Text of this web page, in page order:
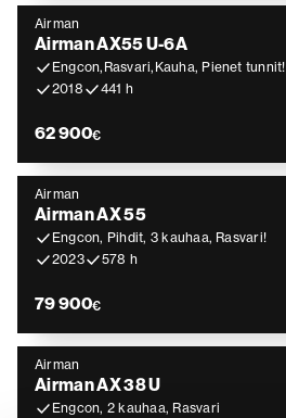
Airman
Airman AX55 U-6A
Engcon,Rasvari,Kauha, Pienet tunnit!
2018
441 h
62 900€
Airman
Airman AX 55
Engcon, Pihdit, 3 kauhaa, Rasvari!
2023
578 h
79 900€
Airman
Airman AX 38 U
Engcon, 2 kauhaa, Rasvari